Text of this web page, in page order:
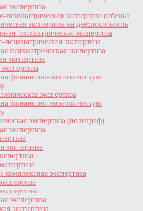
экспертиза
психиатрическая экспертиза ребенка
экспертиза на дееспособность
психиатрическая экспертиза
психиатрическая экспертиза
психиатрическая экспертиза
экспертиза
финансово-экономическую
экспертиза
финансово-экономическую
экспертиза (полиграф)
экспертиза
экспертиза
комплексная экспертиза
экспертиза
экспертиза